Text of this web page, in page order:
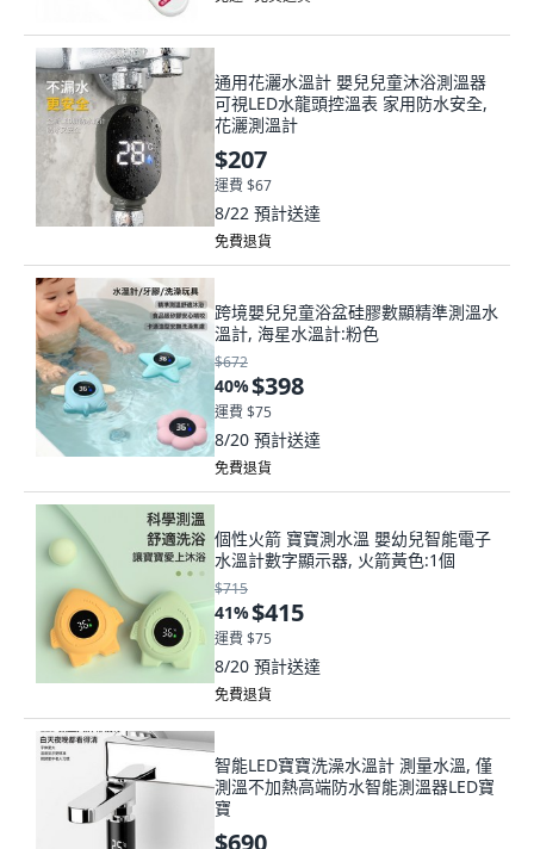
通用花灑水溫計 嬰兒兒童沐浴測溫器
可視LED水龍頭控溫表 家用防水安全,
花灑測溫計
$207
運費 $67
8/22 預計送達
免費退貨
跨境嬰兒兒童浴盆硅膠數顯精準測溫水
溫計, 海星水溫計:粉色
$672
40%$398
運費 $75
8/20 預計送達
免費退貨
個性火箭 寶寶測水溫 嬰幼兒智能電子
水溫計數字顯示器, 火箭黃色:1個
$715
41%$415
運費 $75
8/20 預計送達
免費退貨
智能LED寶寶洗澡水溫計 測量水溫, 僅
測溫不加熱高端防水智能測溫器LED寶
寶
$690